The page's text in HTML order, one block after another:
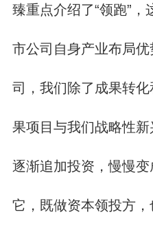
臻重点介绍了“领跑”
市公司自身产业布局
司，我们除了成果转
果项目与我们战略性
逐渐追加投资，慢慢
它，既做资本领投方，